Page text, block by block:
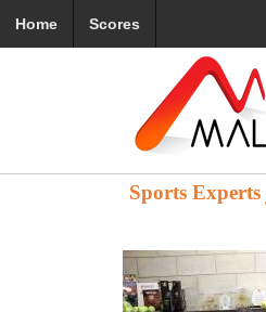
Home Scores